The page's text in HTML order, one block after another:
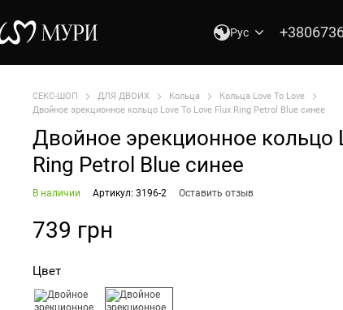
Рус
СЕКС-ШОП ДЛЯ ДВОИХ Кольца
Кольца Love To Love
Двойное эрекционное кольцо Love To Love Flux Ring Petrol Blue синее
Двойное эрекционное кольцо
Ring Petrol Blue синее
В наличии Артикул: 3196-2 Оставить отзыв
739 грн
Цвет